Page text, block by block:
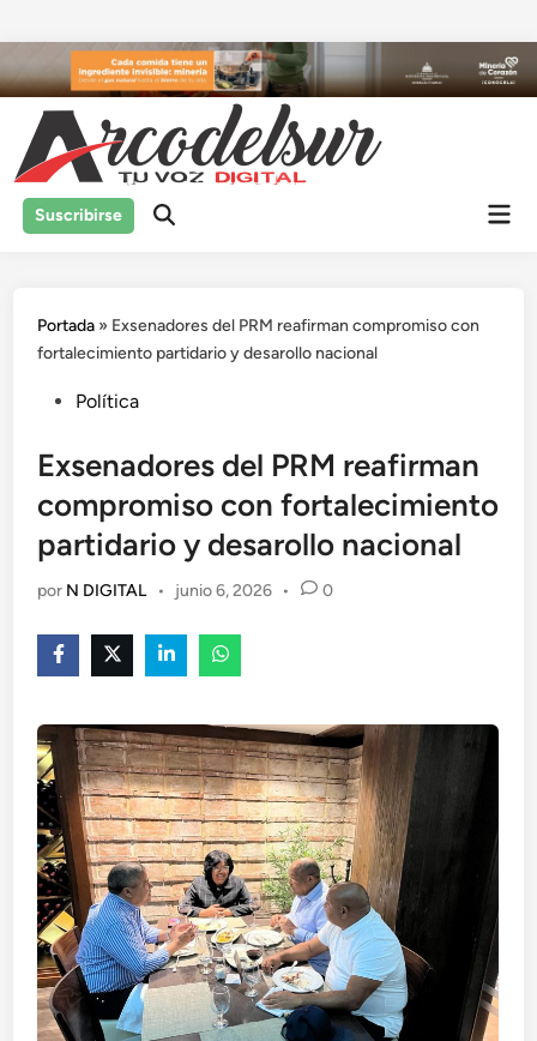
al
contenido
Suscribirse
Portada » Exsenadores del PRM reafirman compromiso con
fortalecimiento partidario y desarollo nacional
Publicado
Política
Exsenadores del PRM reafirman
compromiso con fortalecimiento
partidario y desarollo nacional
por N DIGITAL • junio 6, 2026 • 0